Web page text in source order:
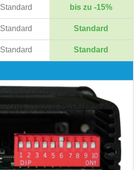
Standard bis zu -15%
Standard Standard
Standard Standard